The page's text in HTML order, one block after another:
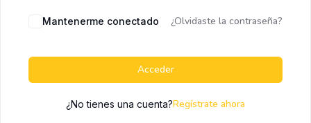
Mantenerme conectado ¿Olvidaste la contraseña?
Acceder
¿No tienes una cuenta?Regístrate ahora